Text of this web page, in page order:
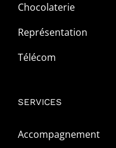
Chocolaterie
Représentation
Télécom
SERVICES
Accompagnement